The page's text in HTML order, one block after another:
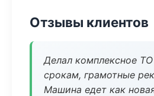
Отзывы клиентов
Делал комплексное
срокам, грамотные
Машина едет как